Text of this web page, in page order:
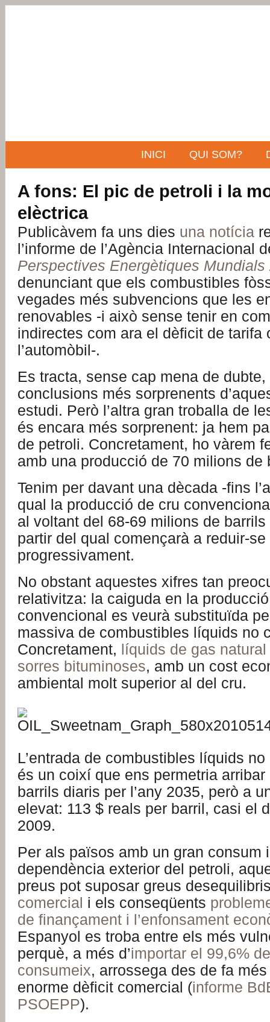
INICI QUI SOM?
A fons: El pic de petroli i la
elèctrica
Publicàvem fa uns dies una notícia
l’informe de l’Agència Internacional
Perspectives Energètiques Mundials
denunciant que els combustibles
vegades més subvencions que les
renovables -i això sense tenir en
indirectes com ara el dèficit de tarifa
l’automòbil-.
Es tracta, sense cap mena de dubte,
conclusions més sorprenents
estudi. Però l’altra gran troballa de
és encara més sorprenent: ja hem
de petroli. Concretament, ho vàrem
amb una producció de 70 milions de
Tenim per davant una dècada -fins
qual la producció de cru
al voltant del 68-69 milions de
partir del qual començarà a reduir-se
progressivament.
No obstant aquestes xifres tan
relativitza: la caiguda en la
convencional es veurà substituïda
massiva de combustibles líquids no
Concretament, líquids de gas natural
sorres bituminoses, amb un cost
ambiental molt superior al del cru.
L’entrada de combustibles líquids
és un coixí que ens permetria
barrils diaris per l’any 2035, però a
elevat: 113 $ reals per barril, casi el
2009.
Per als països amb un gran consum
dependència exterior del petroli,
preus pot suposar greus
comercial i els conseqüents
de finançament i l’enfonsament
Espanyol es troba entre els més
perquè, a més d’importar el 99,6%
consumeix, arrossega des de fa
enorme dèficit comercial (informe
PSOEPP).